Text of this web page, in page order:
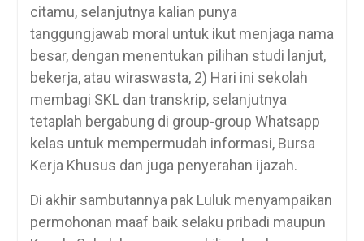
citamu, selanjutnya kalian punya
tanggungjawab moral untuk ikut menjaga nama
besar, dengan menentukan pilihan studi lanjut,
bekerja, atau wiraswasta, 2) Hari ini sekolah
membagi SKL dan transkrip, selanjutnya
tetaplah bergabung di group-group Whatsapp
kelas untuk mempermudah informasi, Bursa
Kerja Khusus dan juga penyerahan ijazah.
Di akhir sambutannya pak Luluk menyampaikan
permohonan maaf baik selaku pribadi maupun